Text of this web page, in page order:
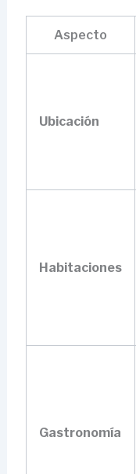
Aspecto
Ubicación
Habitaciones
Gastronomía